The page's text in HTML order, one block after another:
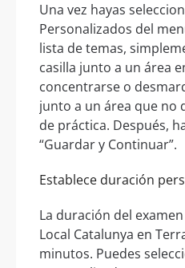
Una vez hayas
Personalizados del
lista de temas,
casilla junto a un área
concentrarse o
junto a un área que no
de práctica. Después,
“Guardar y Continuar”.
Establece duración
La duración del
Local Catalunya en
minutos. Puedes